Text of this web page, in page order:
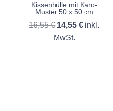
Kissenhülle mit Karo-
Muster 50 x 50 cm
16,55€ Ursprünglicher
Preis
14,55€Aktueller
inkl.
MwSt.